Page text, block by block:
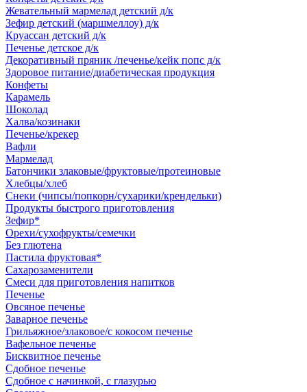
Жевательный мармелад детский д/к
Зефир детский (маршмеллоу) д/к
Круассан детский д/к
Печенье детское д/к
Декоративный пряник /печенье/кейк попс д/к
Здоровое питание/диабетическая продукция
Конфеты
Карамель
Шоколад
Халва/козинаки
Печенье/крекер
Вафли
Мармелад
Батончики злаковые/фруктовые/протеиновые
Хлебцы/хлеб
Снеки (чипсы/попкорн/сухарики/крендельки)
Продукты быстрого приготовления
Зефир*
Орехи/сухофрукты/семечки
Без глютена
Пастила фруктовая*
Сахарозаменители
Смеси для приготовления напитков
Печенье
Овсяное печенье
Заварное печенье
Грильяжное/злаковое/с кокосом печенье
Вафельное печенье
Бисквитное печенье
Сдобное печенье
Сдобное с начинкой, с глазурью